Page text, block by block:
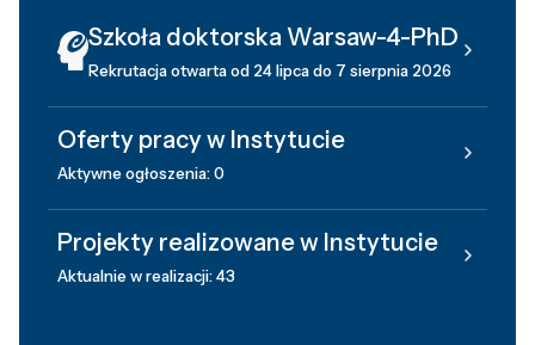
Szkoła doktorska Warsaw-4-PhD
Rekrutacja otwarta od 24 lipca do 7 sierpnia 2026
Oferty pracy w Instytucie
Aktywne ogłoszenia: 0
Projekty realizowane w Instytucie
Aktualnie w realizacji: 43